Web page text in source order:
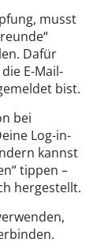
musst
Dafür
E-Mail-
bist.
bei
Log-in-
kannst
tippen –
hergestellt.